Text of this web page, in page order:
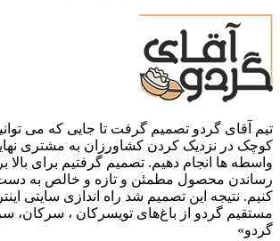
تیم آقای گردو تصمیم گرفت تا جایی که می
کوچک در نزدیک کردن کشاورزان به مشتری
واسطه ها انجام دهیم. تصمیم گرفتیم برای
رساندن محصول مطمئن و تازه و خالص به
کنیم. نتیجه این تصمیم شد راه اندازی سایتی
مستقیم گردو از باغ‌های تویسرکان ، سرکان،
گردو»